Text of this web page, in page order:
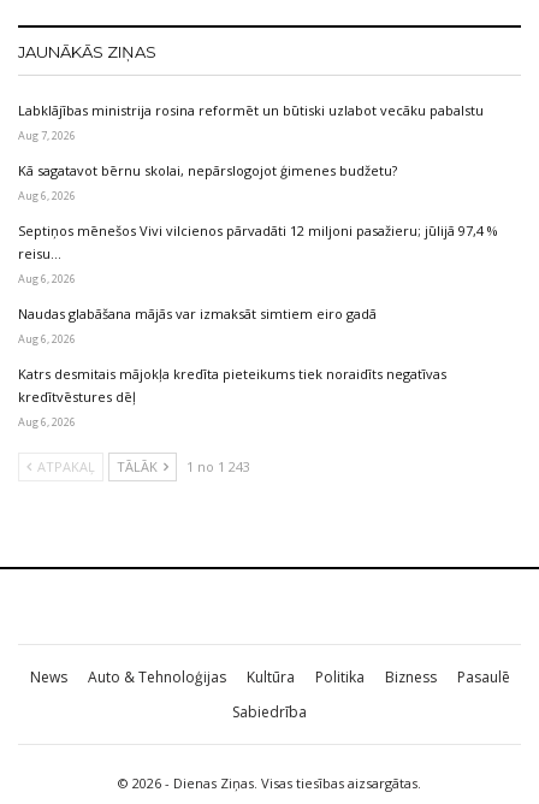
JAUNĀKĀS ZIŅAS
Labklājības ministrija rosina reformēt un būtiski uzlabot vecāku pabalstu
Aug 7, 2026
Kā sagatavot bērnu skolai, nepārslogojot ģimenes budžetu?
Aug 6, 2026
Septiņos mēnešos Vivi vilcienos pārvadāti 12 miljoni pasažieru; jūlijā 97,4 %
reisu…
Aug 6, 2026
Naudas glabāšana mājās var izmaksāt simtiem eiro gadā
Aug 6, 2026
Katrs desmitais mājokļa kredīta pieteikums tiek noraidīts negatīvas
kredītvēstures dēļ
Aug 6, 2026
ATPAKAĻ TĀLĀK 1 no 1 243
News Auto & Tehnoloģijas Kultūra Politika Bizness
Pasaulē
Sabiedrība
© 2026 - Dienas Ziņas. Visas tiesības aizsargātas.